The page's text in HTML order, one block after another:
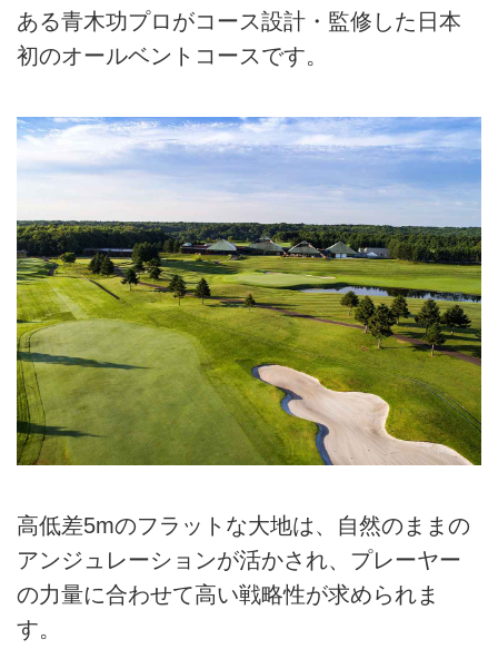
ある青木功プロがコース設計・監修した日本
初のオールベントコースです。
高低差5mのフラットな大地は、自然のままの
アンジュレーションが活かされ、プレーヤー
の力量に合わせて高い戦略性が求められま
す。